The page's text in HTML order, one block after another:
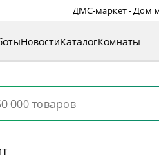
ДМС-маркет - Дом
НовостиКаталогКомнаты